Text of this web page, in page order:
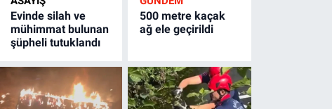
Evinde silah ve
mühimmat bulunan
şüpheli tutuklandı
500 metre kaçak
ağ ele geçirildi